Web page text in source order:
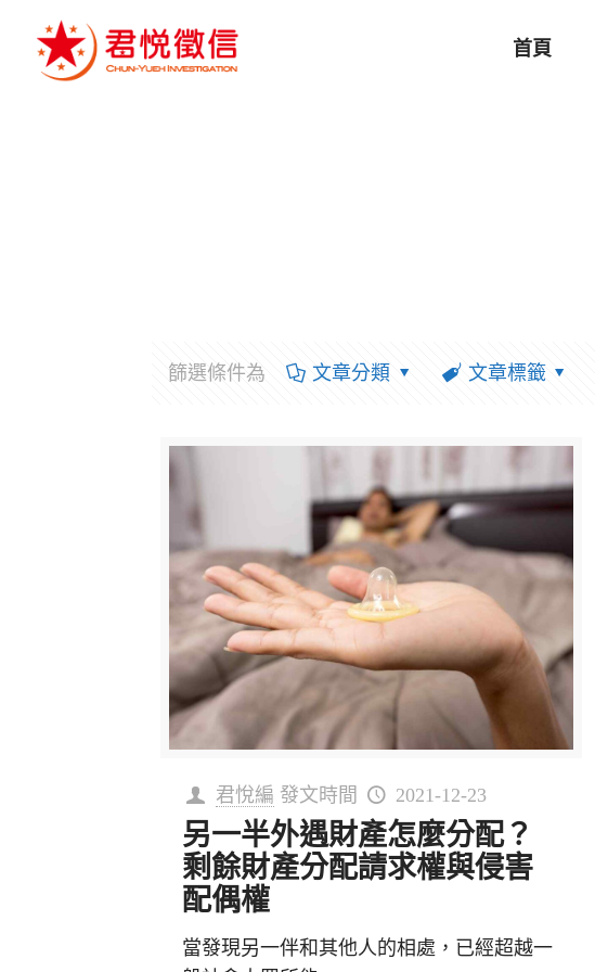
首頁
篩選條件為 文章分類 文章標籤
君悅編 發文時間 2021-12-23
另一半外遇財產怎麼分配？
剩餘財產分配請求權與侵害
配偶權
當發現另一伴和其他人的相處，已經超越一